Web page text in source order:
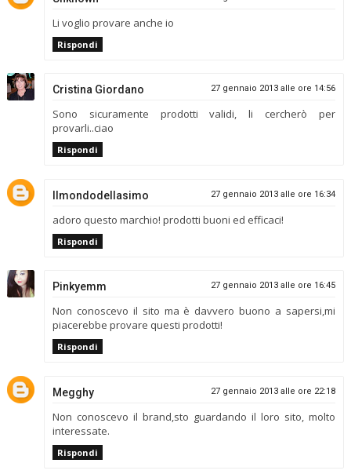
Li voglio provare anche io
Rispondi
Cristina Giordano 27 gennaio 2013 alle ore 14:56
Sono sicuramente prodotti validi, li cercherò per
provarli..ciao
Rispondi
Ilmondodellasimo 27 gennaio 2013 alle ore 16:34
adoro questo marchio! prodotti buoni ed efficaci!
Rispondi
Pinkyemm 27 gennaio 2013 alle ore 16:45
Non conoscevo il sito ma è davvero buono a sapersi,mi
piacerebbe provare questi prodotti!
Rispondi
Megghy 27 gennaio 2013 alle ore 22:18
Non conoscevo il brand,sto guardando il loro sito, molto
interessate.
Rispondi